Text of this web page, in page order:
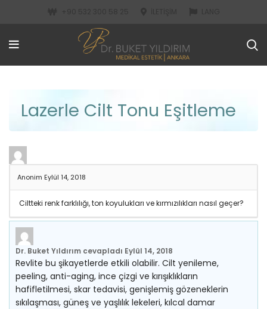
Lazerle Cilt Tonu Eşitleme
Anonim Eylül 14, 2018
Ciltteki renk farklılığı, ton koyulukları ve kırmızılıkları nasıl geçer?
Dr. Buket Yıldırım cevapladı Eylül 14, 2018
Revlite bu şikayetlerde etkili olabilir. Cilt yenileme,
peeling, anti-aging, ince çizgi ve kırışıklıkların
hafifletilmesi, skar tedavisi, genişlemiş gözeneklerin
sıkılaşması, güneş ve yaşlılık lekeleri, kılcal damar